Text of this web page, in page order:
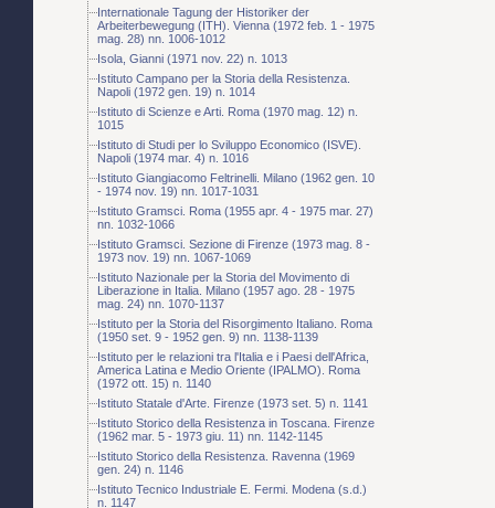
Internationale Tagung der Historiker der
Arbeiterbewegung (ITH). Vienna (1972 feb. 1 - 1975
mag. 28) nn. 1006-1012
Isola, Gianni (1971 nov. 22) n. 1013
Istituto Campano per la Storia della Resistenza.
Napoli (1972 gen. 19) n. 1014
Istituto di Scienze e Arti. Roma (1970 mag. 12) n.
1015
Istituto di Studi per lo Sviluppo Economico (ISVE).
Napoli (1974 mar. 4) n. 1016
Istituto Giangiacomo Feltrinelli. Milano (1962 gen. 10
- 1974 nov. 19) nn. 1017-1031
Istituto Gramsci. Roma (1955 apr. 4 - 1975 mar. 27)
nn. 1032-1066
Istituto Gramsci. Sezione di Firenze (1973 mag. 8 -
1973 nov. 19) nn. 1067-1069
Istituto Nazionale per la Storia del Movimento di
Liberazione in Italia. Milano (1957 ago. 28 - 1975
mag. 24) nn. 1070-1137
Istituto per la Storia del Risorgimento Italiano. Roma
(1950 set. 9 - 1952 gen. 9) nn. 1138-1139
Istituto per le relazioni tra l'Italia e i Paesi dell'Africa,
America Latina e Medio Oriente (IPALMO). Roma
(1972 ott. 15) n. 1140
Istituto Statale d'Arte. Firenze (1973 set. 5) n. 1141
Istituto Storico della Resistenza in Toscana. Firenze
(1962 mar. 5 - 1973 giu. 11) nn. 1142-1145
Istituto Storico della Resistenza. Ravenna (1969
gen. 24) n. 1146
Istituto Tecnico Industriale E. Fermi. Modena (s.d.)
n. 1147